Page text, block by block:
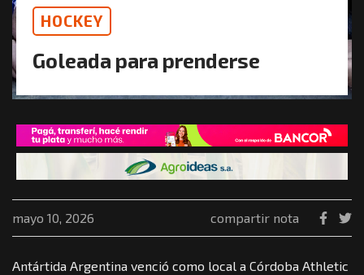
HOCKEY
Goleada para prenderse
mayo 10, 2026 compartir nota
Antártida Argentina venció como local a Córdoba Athletic